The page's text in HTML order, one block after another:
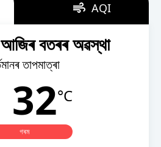
AQI
বতৰৰ অৱস্থা
তাপমাত্ৰা
32°C
গৰম